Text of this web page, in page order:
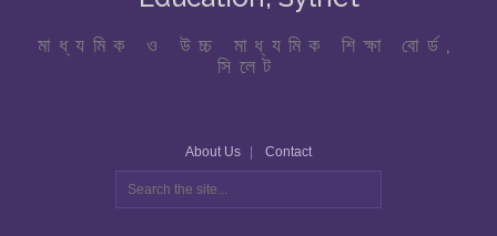
মাধ্যমিক ও উচ্চ মাধ্যমিক শিক্ষা বোর্ড,
সিলেট
About Us Contact